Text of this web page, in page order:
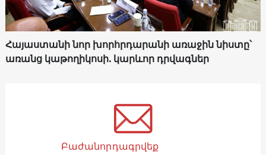
Հայաստանի նոր խորհրդարանի առաջին նիստը՝
առանց կաթողիկոսի. կարևոր դրվագներ
Բաժանորդագրվեք